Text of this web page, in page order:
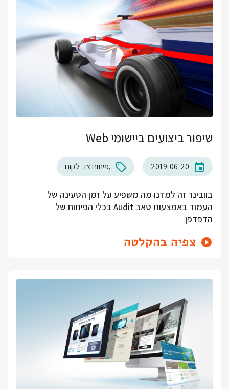
שיפור ביצועים ביישומי Web
2019-06-20 פיתוח צד-לקוח
בוובינר זה למדנו מה משפיע על זמן הטעינה של
העמוד באמצעות טאב Audit בכלי הפיתוח של
הדפדפן
צפיה בהקלטה